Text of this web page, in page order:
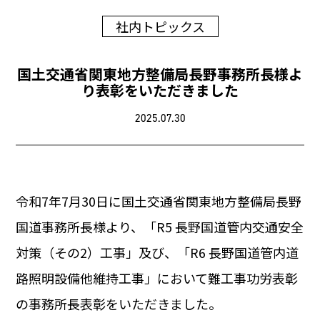
社内トピックス
国土交通省関東地方整備局長野事務所長様よ
り表彰をいただきました
2025.07.30
令和7年7月30日に国土交通省関東地方整備局長野
国道事務所長様より、「R5 長野国道管内交通安全
対策（その2）工事」及び、「R6 長野国道管内道
路照明設備他維持工事」において難工事功労表彰
の事務所長表彰をいただきました。